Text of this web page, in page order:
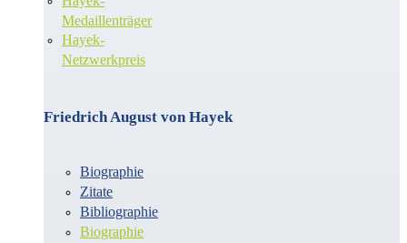
Medaillenträger
Hayek-
Netzwerkpreis
Friedrich August von Hayek
Biographie
Zitate
Bibliographie
Biographie